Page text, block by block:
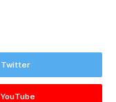
Twitter
YouTube